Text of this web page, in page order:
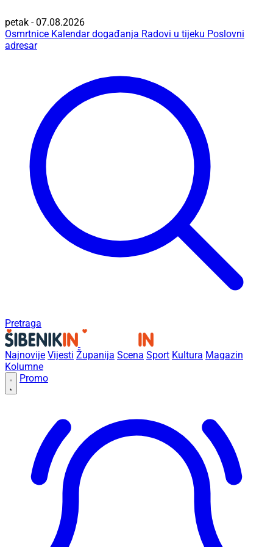
petak - 07.08.2026
Osmrtnice Kalendar događanja Radovi u tijeku Poslovni
adresar
Pretraga
Najnovije Vijesti Županija Scena Sport Kultura Magazin
Kolumne
Promo